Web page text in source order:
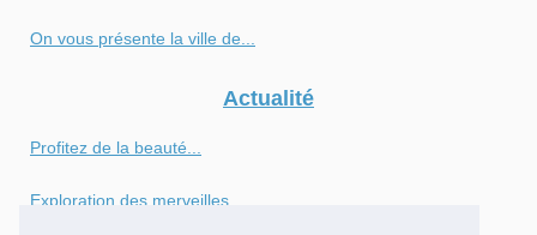
On vous présente la ville de...
Actualité
Profitez de la beauté...
Exploration des merveilles...